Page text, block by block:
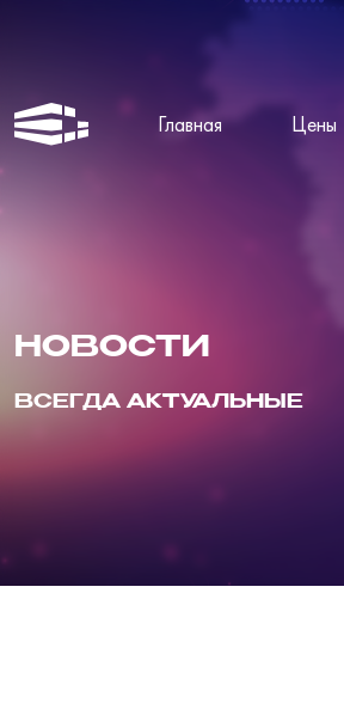
Главная Цены
НОВОСТИ
ВСЕГДА АКТУАЛЬНЫЕ